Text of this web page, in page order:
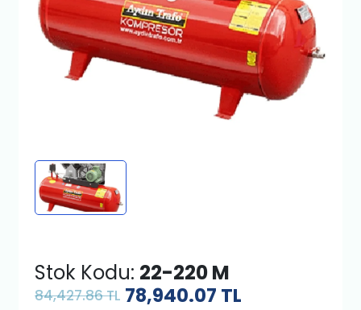
Stok Kodu: 22-220 M
84,427.86 TL 78,940.07 TL